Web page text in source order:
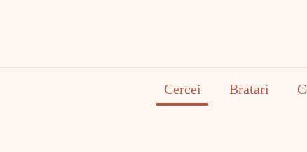
Cercei Bratari